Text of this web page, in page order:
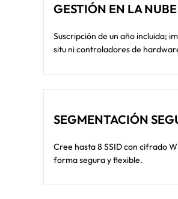
GESTIÓN EN LA
Suscripción de un año incluida;
situ ni controladores de
SEGMENTACIÓN
Cree hasta 8 SSID con cifrado
forma segura y flexible.